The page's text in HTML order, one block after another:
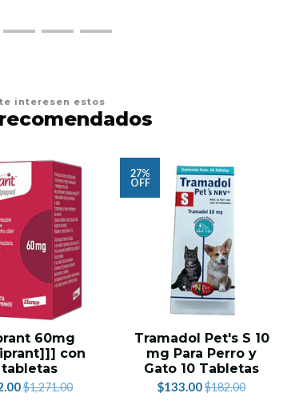
interesen estos
60mg
con
$1,271.00
27%
OFF
Tramadol Pet's S 10
mg Para Perro y
Gato 10 Tabletas
$133.00$182.00